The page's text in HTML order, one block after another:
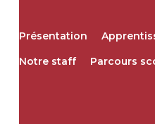
Présentation
Notre staff
Parcours